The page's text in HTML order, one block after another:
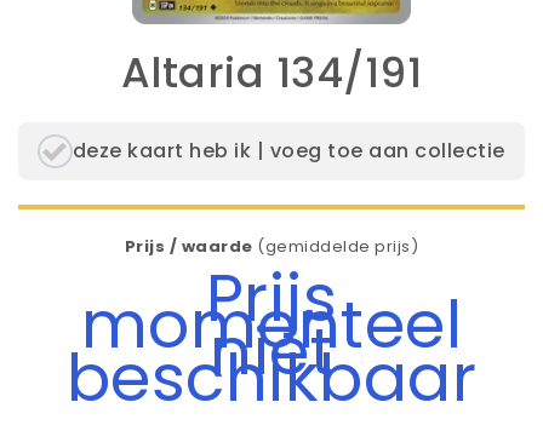
Altaria 134/191
deze kaart heb ik | voeg toe aan collectie
Prijs / waarde (gemiddelde prijs)
Prijs
momenteel
niet
beschikbaar